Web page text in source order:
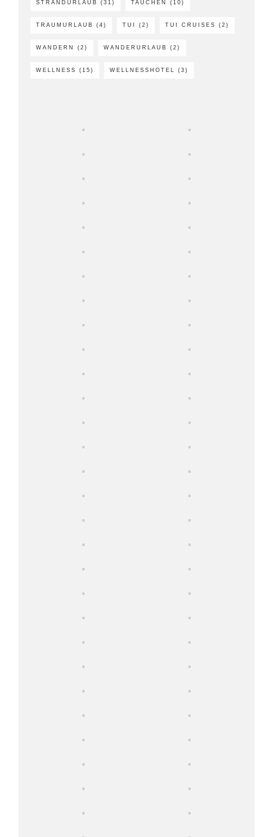
STRANDURLAUB (31) TAUCHEN (10)
TRAUMURLAUB (4) TUI (2) TUI CRUISES (2)
WANDERN (2) WANDERURLAUB (2)
WELLNESS (15) WELLNESSHOTEL (3)